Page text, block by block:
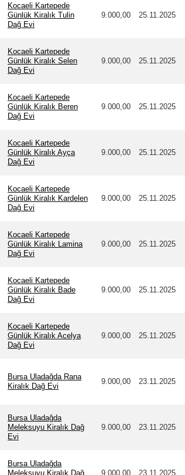
Kocaeli Kartepede
Günlük Kiralık Tulin
Dağ Evi
9.000,00 25.11.2025
Kocaeli Kartepede
Günlük Kiralık Selen
Dağ Evi
9.000,00 25.11.2025
Kocaeli Kartepede
Günlük Kiralık Beren
Dağ Evi
9.000,00 25.11.2025
Kocaeli Kartepede
Günlük Kiralık Ayça
Dağ Evi
9.000,00 25.11.2025
Kocaeli Kartepede
Günlük Kiralık Kardelen
Dağ Evi
9.000,00 25.11.2025
Kocaeli Kartepede
Günlük Kiralık Lamina
Dağ Evi
9.000,00 25.11.2025
Kocaeli Kartepede
Günlük Kiralık Bade
Dağ Evi
9.000,00 25.11.2025
Kocaeli Kartepede
Günlük Kiralık Acelya
Dağ Evi
9.000,00 25.11.2025
Bursa Uladağda Rana
Kiralık Dağ Evi
9.000,00 23.11.2025
Bursa Uladağda
Meleksuyu Kiralık Dağ
Evi
9.000,00 23.11.2025
Bursa Uladağda
Meleksuyu Kiralık Dağ
9.000,00 23.11.2025